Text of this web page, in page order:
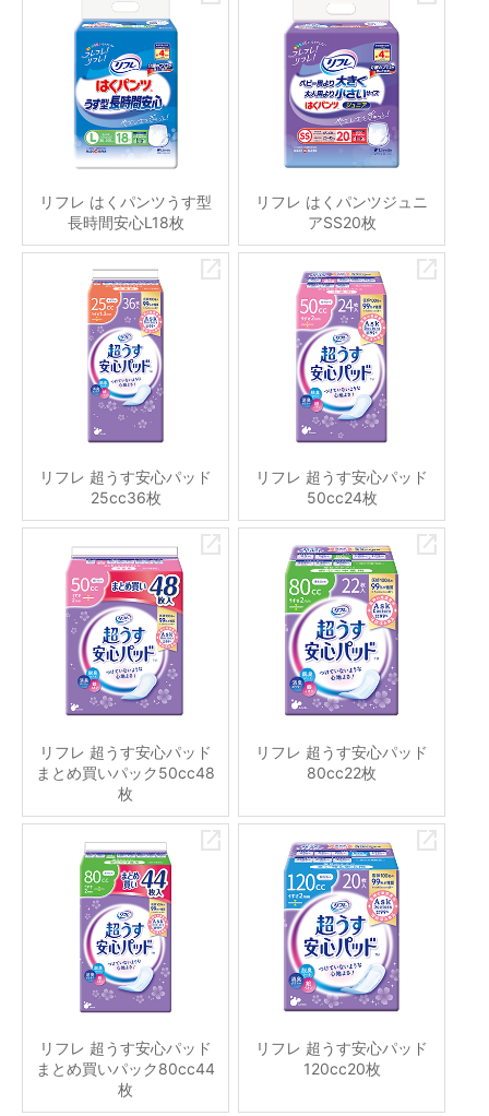
リフレ はくパンツうす型
長時間安心L18枚
リフレ はくパンツジュニ
アSS20枚
リフレ 超うす安心パッド
25cc36枚
リフレ 超うす安心パッド
50cc24枚
リフレ 超うす安心パッド
まとめ買いパック50cc48
枚
リフレ 超うす安心パッド
80cc22枚
リフレ 超うす安心パッド
まとめ買いパック80cc44
枚
リフレ 超うす安心パッド
120cc20枚